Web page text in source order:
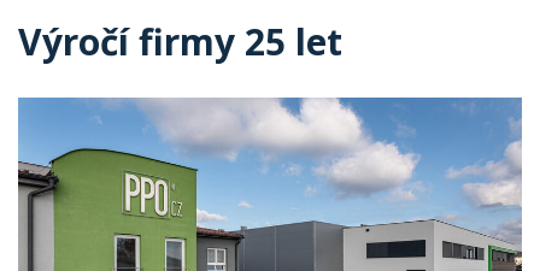
Výročí firmy 25 let